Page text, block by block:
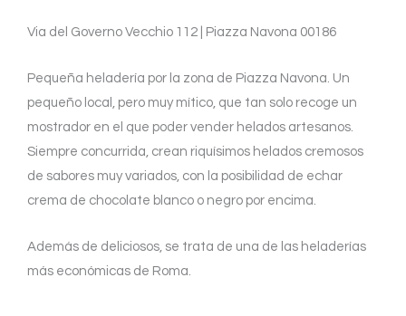
Via del Governo Vecchio 112 | Piazza Navona 00186
Pequeña heladería por la zona de Piazza Navona. Un
pequeño local, pero muy mítico, que tan solo recoge un
mostrador en el que poder vender helados artesanos.
Siempre concurrida, crean riquísimos helados cremosos
de sabores muy variados, con la posibilidad de echar
crema de chocolate blanco o negro por encima.
Además de deliciosos, se trata de una de las heladerías
más económicas de Roma.